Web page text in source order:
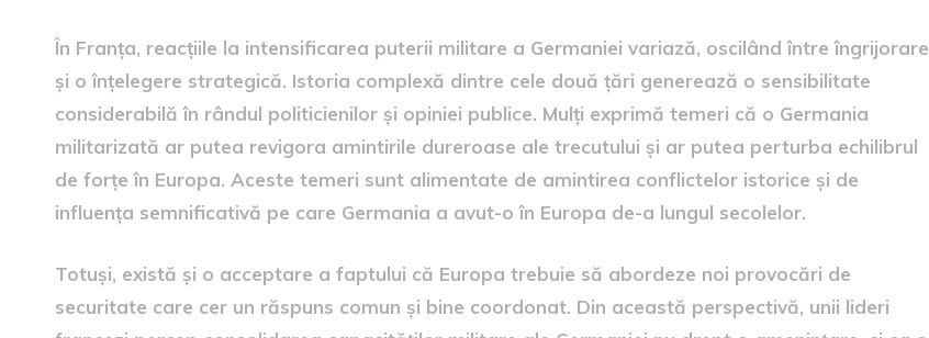
În Franța, reacțiile la intensificarea puterii militare a Germaniei variază, oscilând între îngrijorare
și o înțelegere strategică. Istoria complexă dintre cele două țări generează o sensibilitate
considerabilă în rândul politicienilor și opiniei publice. Mulți exprimă temeri că o Germania
militarizată ar putea revigora amintirile dureroase ale trecutului și ar putea perturba echilibrul
de forțe în Europa. Aceste temeri sunt alimentate de amintirea conflictelor istorice și de
influența semnificativă pe care Germania a avut-o în Europa de-a lungul secolelor.
Totuși, există și o acceptare a faptului că Europa trebuie să abordeze noi provocări de
securitate care cer un răspuns comun și bine coordonat. Din această perspectivă, unii lideri